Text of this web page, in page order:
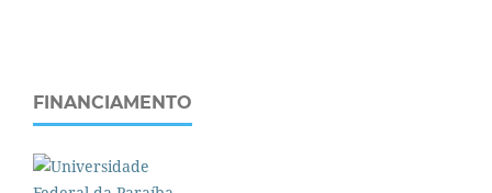
FINANCIAMENTO